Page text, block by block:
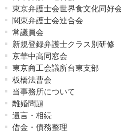
東京弁護士会世界食文化同好
関東弁護士会連合会
常議員会
新規登録弁護士クラス別研修
京華中高同窓会
東京商工会議所台東支部
板橋法曹会
当事務所について
離婚問題
遺言・相続
借金・債務整理